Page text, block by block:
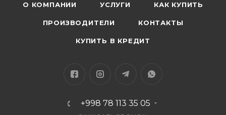
О КОМПАНИИ УСЛУГИ КАК КУПИТЬ
ПРОИЗВОДИТЕЛИ КОНТАКТЫ
КУПИТЬ В КРЕДИТ
+998 78 113 35 05